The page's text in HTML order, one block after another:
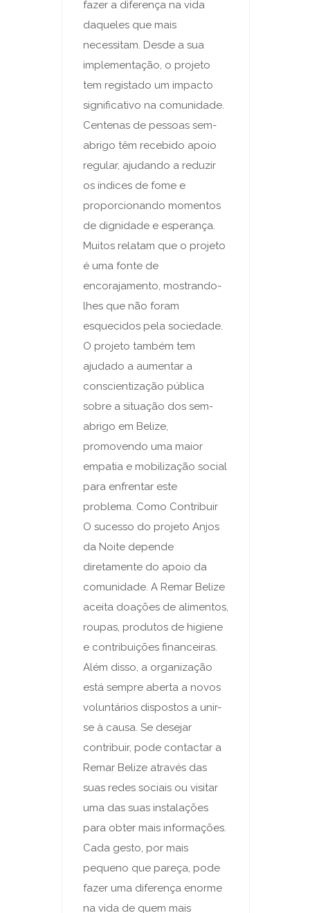
fazer a diferença na vida
daqueles que mais
necessitam. Desde a sua
implementação, o projeto
tem registado um impacto
significativo na comunidade.
Centenas de pessoas sem-
abrigo têm recebido apoio
regular, ajudando a reduzir
os índices de fome e
proporcionando momentos
de dignidade e esperança.
Muitos relatam que o projeto
é uma fonte de
encorajamento, mostrando-
lhes que não foram
esquecidos pela sociedade.
O projeto também tem
ajudado a aumentar a
conscientização pública
sobre a situação dos sem-
abrigo em Belize,
promovendo uma maior
empatia e mobilização social
para enfrentar este
problema. Como Contribuir
O sucesso do projeto Anjos
da Noite depende
diretamente do apoio da
comunidade. A Remar Belize
aceita doações de alimentos,
roupas, produtos de higiene
e contribuições financeiras.
Além disso, a organização
está sempre aberta a novos
voluntários dispostos a unir-
se à causa. Se desejar
contribuir, pode contactar a
Remar Belize através das
suas redes sociais ou visitar
uma das suas instalações
para obter mais informações.
Cada gesto, por mais
pequeno que pareça, pode
fazer uma diferença enorme
na vida de quem mais